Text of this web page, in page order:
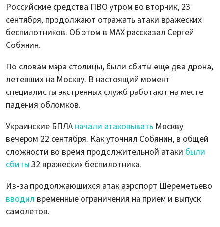
Российские средства ПВО утром во вторник, 23
сентября, продолжают отражать атаки вражеских
беспилотников. Об этом в MAX рассказал Сергей
Собянин.
По словам мэра столицы, были сбиты еще два дрона,
летевших на Москву. В настоящий момент
специалисты экстренных служб работают на месте
падения обломков.
Украинские БПЛА начали атаковывать Москву
вечером 22 сентября. Как уточнял Собянин, в общей
сложности во время продолжительной атаки были
сбиты 32 вражеских беспилотника.
Из-за продолжающихся атак аэропорт Шереметьево
вводил временные ограничения на прием и выпуск
самолетов.